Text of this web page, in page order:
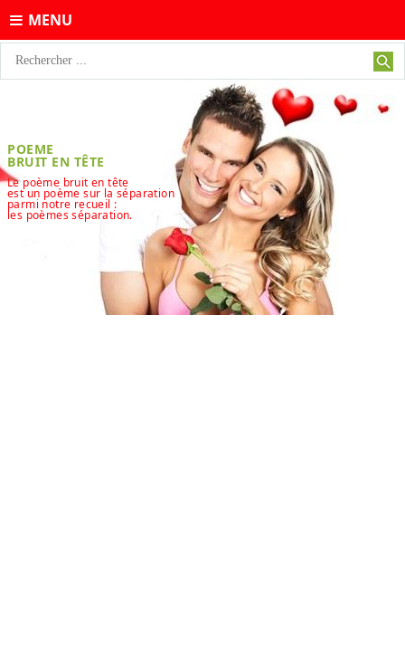
MENU
POEME
BRUIT EN TÊTE
Le poème bruit en tête
est un poème sur la séparation
parmi notre recueil :
les poèmes séparation.